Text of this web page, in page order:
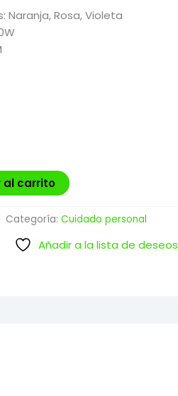
Naranja, Rosa, Violeta
al carrito
Categoría: Cuidado personal
Añadir a la lista de deseos